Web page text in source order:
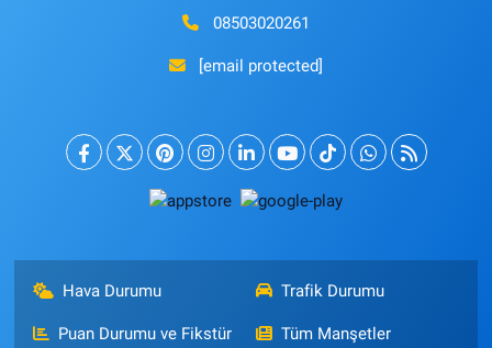
08503020261
[email protected]
Hava Durumu Trafik Durumu
Puan Durumu ve Fikstür Tüm Manşetler